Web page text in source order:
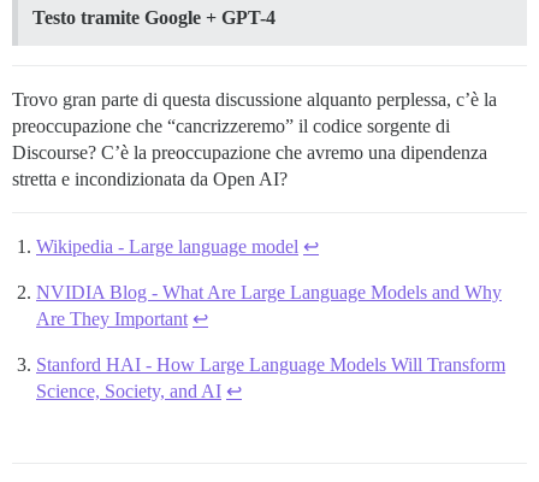
Testo tramite Google + GPT-4
Trovo gran parte di questa discussione alquanto perplessa, c’è la
preoccupazione che “cancrizzeremo” il codice sorgente di
Discourse? C’è la preoccupazione che avremo una dipendenza
stretta e incondizionata da Open AI?
Wikipedia - Large language model ↩︎
NVIDIA Blog - What Are Large Language Models and Why
Are They Important ↩︎
Stanford HAI - How Large Language Models Will Transform
Science, Society, and AI ↩︎